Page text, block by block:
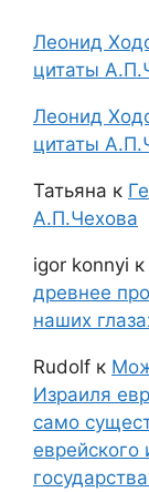
Леонид
цитаты
Леонид
цитаты
Татьяна к
А.П.Чехова
igor konnyi к
древнее
наших
Rudolf к
Израиля
само
еврейского